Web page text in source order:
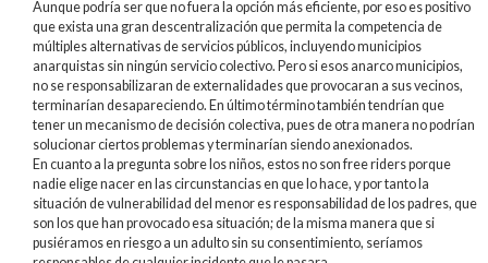
Aunque podría ser que no fuera la opción más eficiente, por eso es positivo
que exista una gran descentralización que permita la competencia de
múltiples alternativas de servicios públicos, incluyendo municipios
anarquistas sin ningún servicio colectivo. Pero si esos anarco municipios,
no se responsabilizaran de externalidades que provocaran a sus vecinos,
terminarían desapareciendo. En último término también tendrían que
tener un mecanismo de decisión colectiva, pues de otra manera no podrían
solucionar ciertos problemas y terminarían siendo anexionados.
En cuanto a la pregunta sobre los niños, estos no son free riders porque
nadie elige nacer en las circunstancias en que lo hace, y por tanto la
situación de vulnerabilidad del menor es responsabilidad de los padres, que
son los que han provocado esa situación; de la misma manera que si
pusiéramos en riesgo a un adulto sin su consentimiento, seríamos